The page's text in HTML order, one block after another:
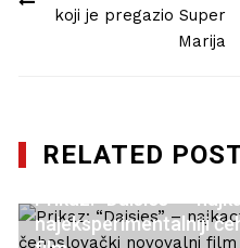
koji je pregazio Super
Marija
RELATED
Prikaz: “Daisies” –
najeksperimentalniji